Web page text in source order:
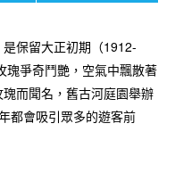
保留大正初期（1912-
瑰爭奇鬥艷，空氣中飄散著
而聞名，舊古河庭園舉辦
都會吸引眾多的遊客前